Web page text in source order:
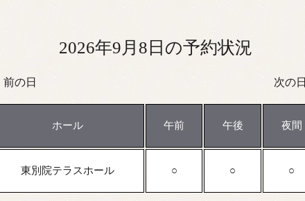
2026年9月8日の予約状況
前の日 次の日
ホール 午前 午後 夜間
東別院テラスホール